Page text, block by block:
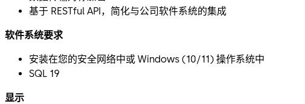
基于 RESTful API，简化与公司软件系统的集成
软件系统要求
安装在您的安全网络中或 Windows (10/11) 操作系统中
SQL 19
显示